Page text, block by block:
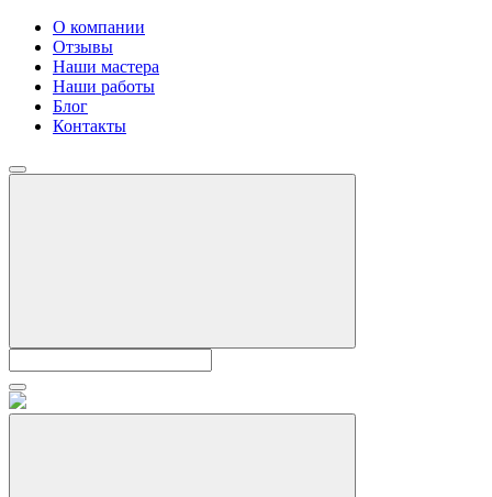
О компании
Отзывы
Наши мастера
Наши работы
Блог
Контакты